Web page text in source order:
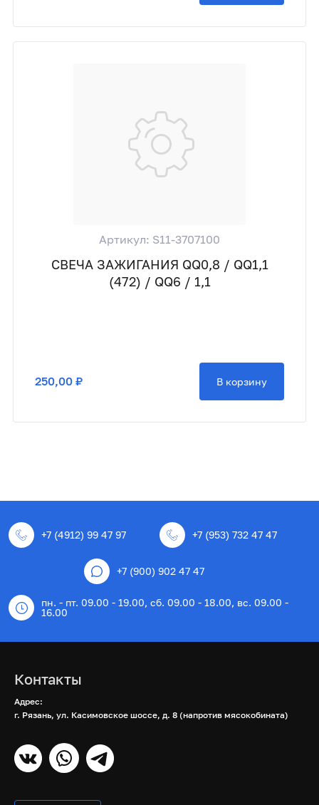
Артикул: S11-3707100
СВЕЧА ЗАЖИГАНИЯ QQ0,8 / QQ1,1
(472) / QQ6 / 1,1
250,00 ₽ В корзину
+7 (4912) 99 47 97 +7 (953) 732 47 47
+7 (900) 902 47 47
пн. - пт. 09.00 - 19.00, сб. 09.00 - 18.00, вс. 09.00 -
16.00
Контакты
Адрес:
г. Рязань, ул. Касимовское шоссе, д. 8 (напротив мясокобината)